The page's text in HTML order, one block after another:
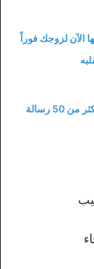
الآن لزوجك فوراً
عبارات واتس اب حب قصيرة أكثر من 50 رسالة